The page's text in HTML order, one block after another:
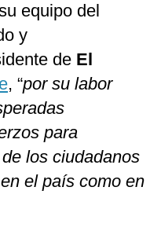
equipo del
y
de El
, “por su labor
para
los ciudadanos
el país como en